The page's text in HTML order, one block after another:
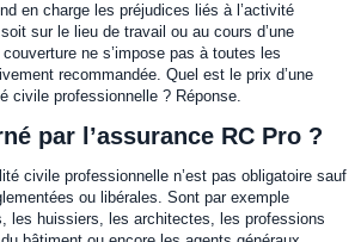
en charge les préjudices liés à l’activité
sur le lieu de travail ou au cours d’une
ne s’impose pas à toutes les
recommandée. Quel est le prix d’une
civile professionnelle ? Réponse.
par l’assurance RC Pro ?
civile professionnelle n’est pas obligatoire sauf
ou libérales. Sont par exemple
les huissiers, les architectes, les professions